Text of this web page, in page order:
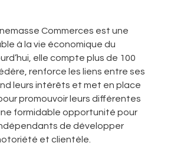
Commerces est une
à la vie économique du
elle compte plus de 100
renforce les liens entre ses
leurs intérêts et met en place
promouvoir leurs différentes
formidable opportunité pour
de développer
et clientèle.